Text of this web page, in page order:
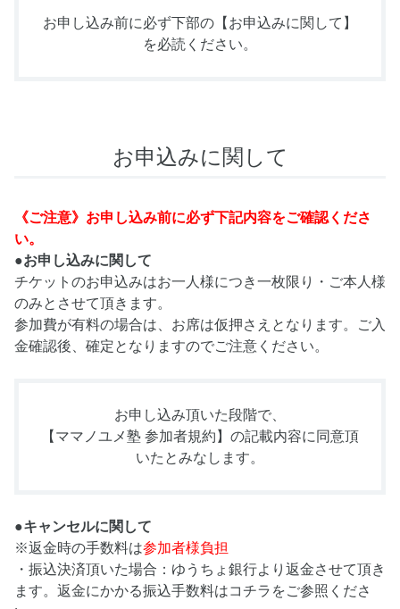
お申し込み前に必ず下部の 【お申込みに関して】
を必読ください。
お申込みに関して
《ご注意》お申し込み前に必ず下記内容をご確認くださ
い。
●お申し込みに関して
チケットのお申込みはお一人様につき一枚限り・ご本人様
のみとさせて頂きます。
参加費が有料の場合は、お席は仮押さえとなります。ご入
金確認後、確定となりますのでご注意ください。
お申し込み頂いた段階で、
【ママノユメ塾 参加者規約】 の記載内容に同意頂
いたとみなします。
●キャンセルに関して
※返金時の手数料は参加者様負担
・振込決済頂いた場合：ゆうちょ銀行より返金させて頂き
ます。返金にかかる振込手数料はコチラをご参照くださ